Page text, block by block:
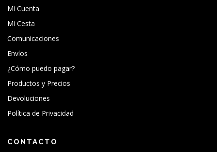
Mi Cuenta
Mi Cesta
Comunicaciones
Envíos
¿Cómo puedo pagar?
Productos y Precios
Devoluciones
Política de Privacidad
CONTACTO